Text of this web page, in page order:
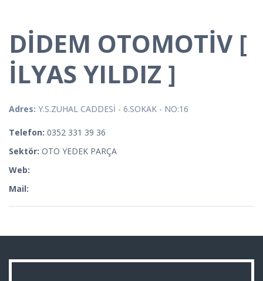
DİDEM OTOMOTİV [
İLYAS YILDIZ ]
Adres: Y.S.ZUHAL CADDESİ - 6.SOKAK - NO:16
Telefon: 0352 331 39 36
Sektör: OTO YEDEK PARÇA
Web:
Mail: